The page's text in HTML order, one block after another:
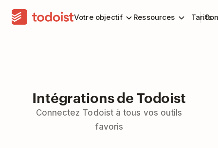
Votre objectif Ressources Tarifs
Intégrations de Todoist
Connectez Todoist à tous vos outils
favoris